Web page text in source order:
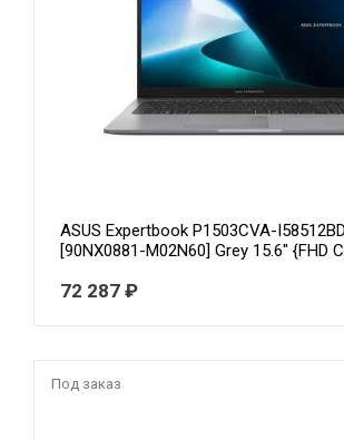
ASUS Expertbook P1503CVA-
[90NX0881-M02N60] Grey 15.6" {FHD
72 287 ₽
Под заказ